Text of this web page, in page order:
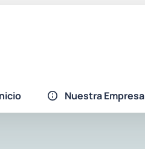
Nuestra Empresa